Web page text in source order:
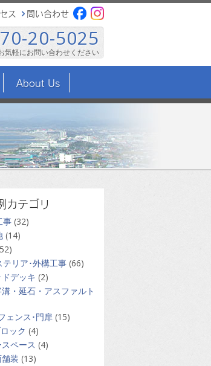
ス 問い合わせ
20-5025
気軽にお問い合わせください
About Us
カテゴリ
事 (32)
(14)
テリア･外構工事 (66)
デッキ (2)
溝・延石・アスファルト
ェンス･門扉 (15)
ック (4)
ペース (4)
装 (13)